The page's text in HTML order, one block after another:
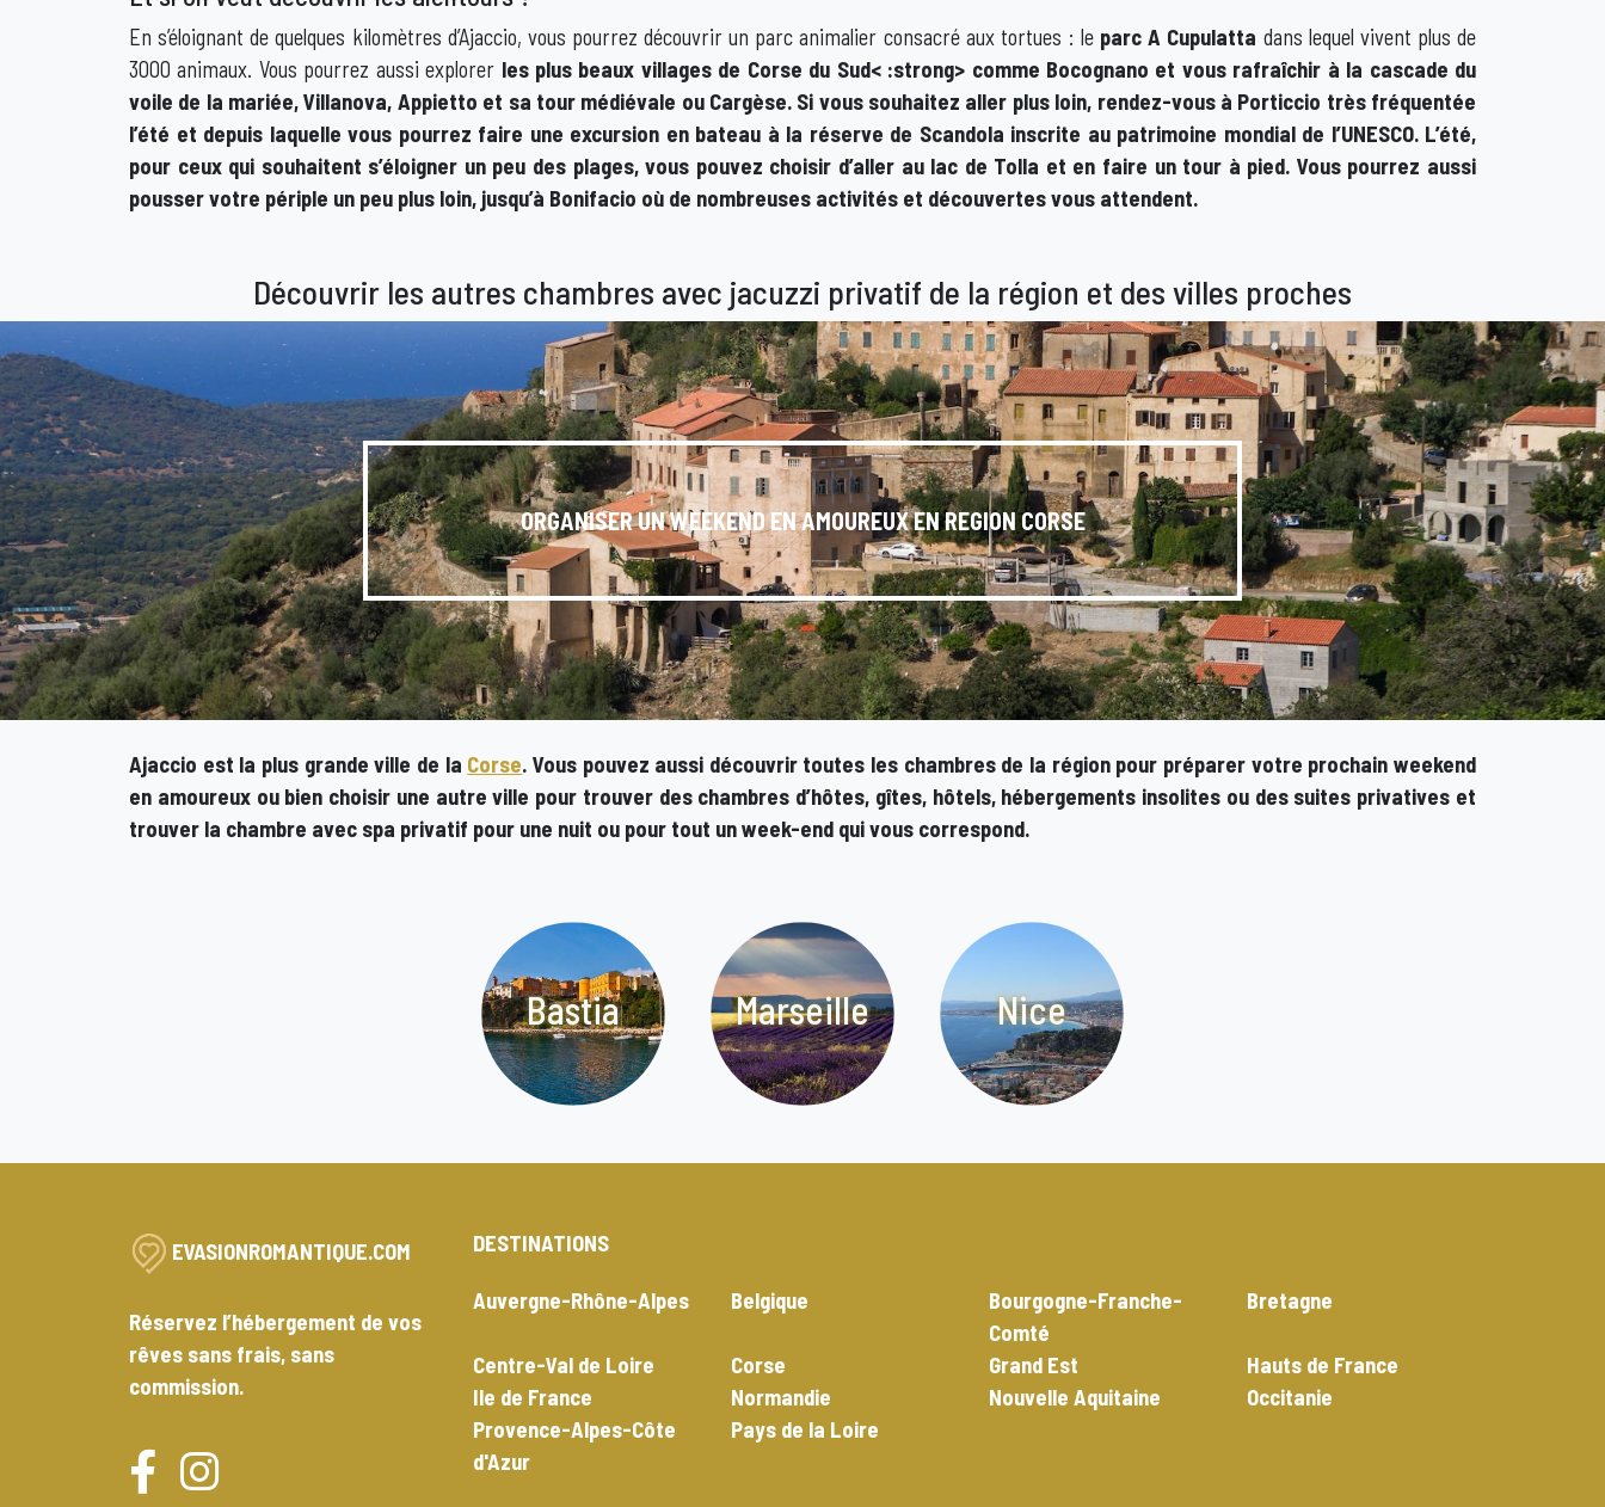
En s’éloignant de quelques kilomètres d’Ajaccio, vous pourrez découvrir un parc animalier consacré aux tortues : le parc A Cupulatta dans lequel vivent plus de
3000 animaux. Vous pourrez aussi explorer les plus beaux villages de Corse du Sud< :strong> comme Bocognano et vous rafraîchir à la cascade du
voile de la mariée, Villanova, Appietto et sa tour médiévale ou Cargèse. Si vous souhaitez aller plus loin, rendez-vous à Porticcio très fréquentée
l’été et depuis laquelle vous pourrez faire une excursion en bateau à la réserve de Scandola inscrite au patrimoine mondial de l’UNESCO. L’été,
pour ceux qui souhaitent s’éloigner un peu des plages, vous pouvez choisir d’aller au lac de Tolla et en faire un tour à pied. Vous pourrez aussi
pousser votre périple un peu plus loin, jusqu’à Bonifacio où de nombreuses activités et découvertes vous attendent.
Découvrir les autres chambres avec jacuzzi privatif de la région et des villes proches
ORGANISER UN WEEKEND EN AMOUREUX EN REGION CORSE
Ajaccio est la plus grande ville de la Corse. Vous pouvez aussi découvrir toutes les chambres de la région pour préparer votre prochainweekend
en amoureuxou bien choisir une autre ville pour trouver des chambres d’hôtes, gîtes, hôtels, hébergements insolites ou des suites privatives et
trouver la chambre avec spa privatif pour une nuit ou pour tout un week-end qui vous correspond.
Bastia Marseille Nice
EVASIONROMANTIQUE.COM
Réservez l’hébergement de vos
rêves sans frais, sans
commission.
DESTINATIONS
Auvergne-Rhône-Alpes Belgique
Bourgogne-Franche-
Comté
Bretagne
Centre-Val de Loire Corse Grand Est
Hauts de France
Ile de France
Normandie Nouvelle Aquitaine
Occitanie
Provence-Alpes-Côte
d'Azur
Pays de la Loire